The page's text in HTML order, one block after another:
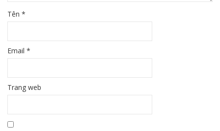
Tên *
Email *
Trang web